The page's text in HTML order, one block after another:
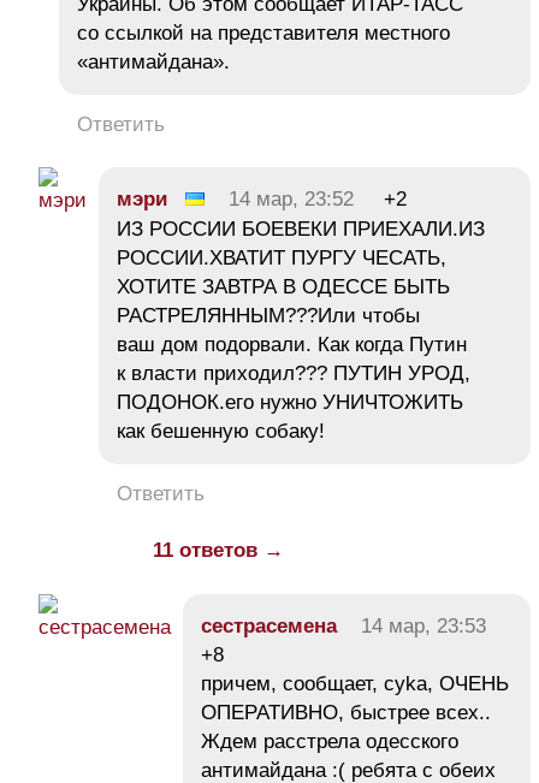
со ссылкой на представителя местного
«антимайдана».
Ответить
мэри 14 мар, 23:52
+2
ИЗ РОССИИ БОЕВЕКИ ПРИЕХАЛИ.ИЗ
РОССИИ.ХВАТИТ ПУРГУ ЧЕСАТЬ,
ХОТИТЕ ЗАВТРА В ОДЕССЕ БЫТЬ
РАСТРЕЛЯННЫМ???Или чтобы
ваш дом подорвали. Как когда Путин
к власти приходил??? ПУТИН УРОД,
ПОДОНОК.его нужно УНИЧТОЖИТЬ
как бешенную собаку!
Ответить
11 ответов →
сестрасемена
14 мар, 23:53
+8
причем, сообщает, сyka, ОЧЕНЬ
ОПЕРАТИВНО, быстрее всех..
Ждем расстрела одесского
антимайдана :( ребята с обеих